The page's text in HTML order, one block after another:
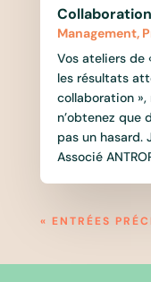
Management,
Vos ateliers de
les résultats
collaboration
n’obtenez que
pas un hasard.
Associé
« ENTRÉES